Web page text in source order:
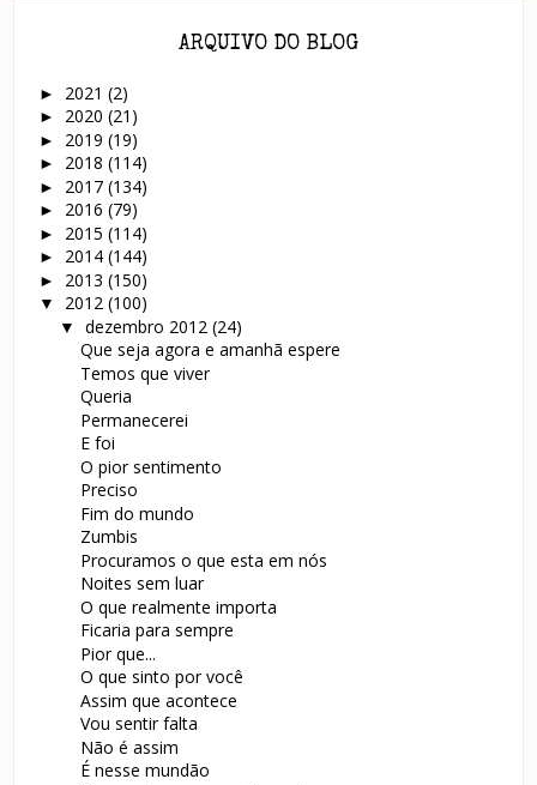
ARQUIVO DO BLOG
► 2021(2)
► 2020(21)
► 2019(19)
► 2018(114)
► 2017(134)
► 2016(79)
► 2015(114)
► 2014(144)
► 2013(150)
▼ 2012(100)
▼ dezembro 2012 (24)
Que seja agora e amanhã espere
Temos que viver
Queria
Permanecerei
E foi
O pior sentimento
Preciso
Fim do mundo
Zumbis
Procuramos o que esta em nós
Noites sem luar
O que realmente importa
Ficaria para sempre
Pior que...
O que sinto por você
Assim que acontece
Vou sentir falta
Não é assim
É nesse mundão